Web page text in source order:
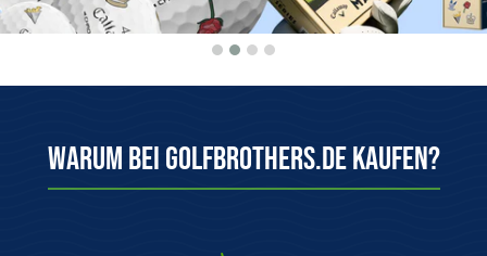
Warum bei Golfbrothers.de kaufen?